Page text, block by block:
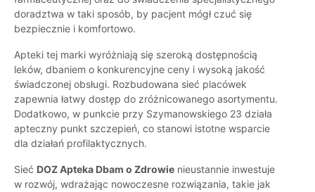
doradztwa w taki sposób, by pacjent mógł czuć się
bezpiecznie i komfortowo.
Apteki tej marki wyróżniają się szeroką dostępnością
leków, dbaniem o konkurencyjne ceny i wysoką jakość
świadczonej obsługi. Rozbudowana sieć placówek
zapewnia łatwy dostęp do zróżnicowanego asortymentu.
Dodatkowo, w punkcie przy Szymanowskiego 23 działa
apteczny punkt szczepień, co stanowi istotne wsparcie
dla działań profilaktycznych.
Sieć DOZ Apteka Dbam o Zdrowie nieustannie inwestuje
w rozwój, wdrażając nowoczesne rozwiązania, takie jak